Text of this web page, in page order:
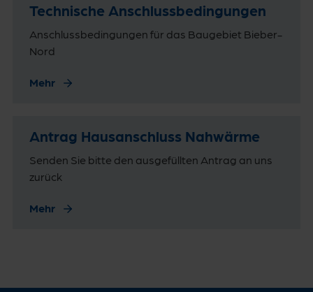
Technische Anschlussbedingungen
Anschlussbedingungen für das Baugebiet Bieber-
Nord
Mehr
Antrag Hausanschluss Nahwärme
Senden Sie bitte den ausgefüllten Antrag an uns
zurück
Mehr